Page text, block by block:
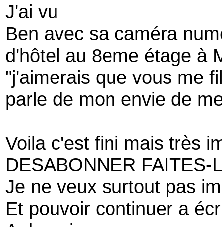
J'ai vu
Ben avec sa caméra
d'hôtel au 8eme étage à
"j'aimerais que vous me
parle de mon envie de
Voila c'est fini mais très
DESABONNER
Je ne veux surtout pas
Et pouvoir continuer a